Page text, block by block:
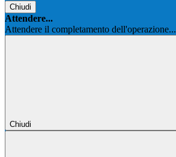
Chiudi
Attendere...
Attendere il completamento dell'operazione...
Chiudi